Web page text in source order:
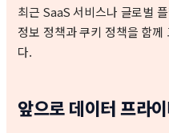
최근 SaaS 서비스나 글로벌
정보 정책과 쿠키 정책을 함
다.
앞으로 데이터 프라